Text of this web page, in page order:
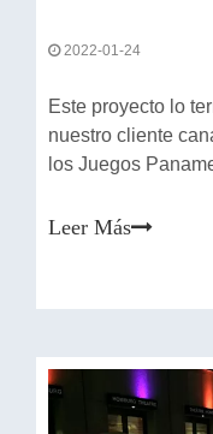
2022-01-24
Este proyecto lo
nuestro cliente
los Juegos
convertido en un
Leer Más